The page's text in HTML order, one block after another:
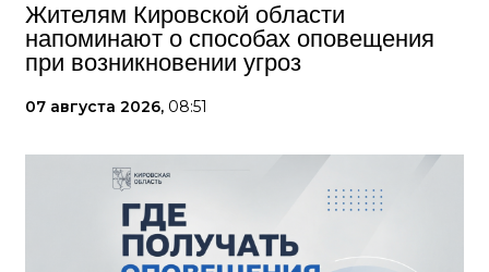
Жителям Кировской области
напоминают о способах оповещения
при возникновении угроз
07 августа 2026, 08:51